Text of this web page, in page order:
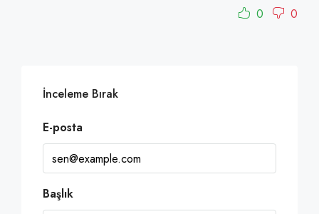
0
0
İnceleme Bırak
E-posta
Başlık